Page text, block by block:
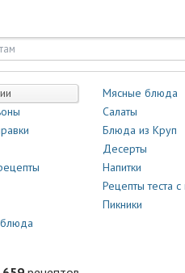
Мясные блюда
Салаты
Блюда из Круп
Десерты
Напитки
Рецепты теста с
Пикники